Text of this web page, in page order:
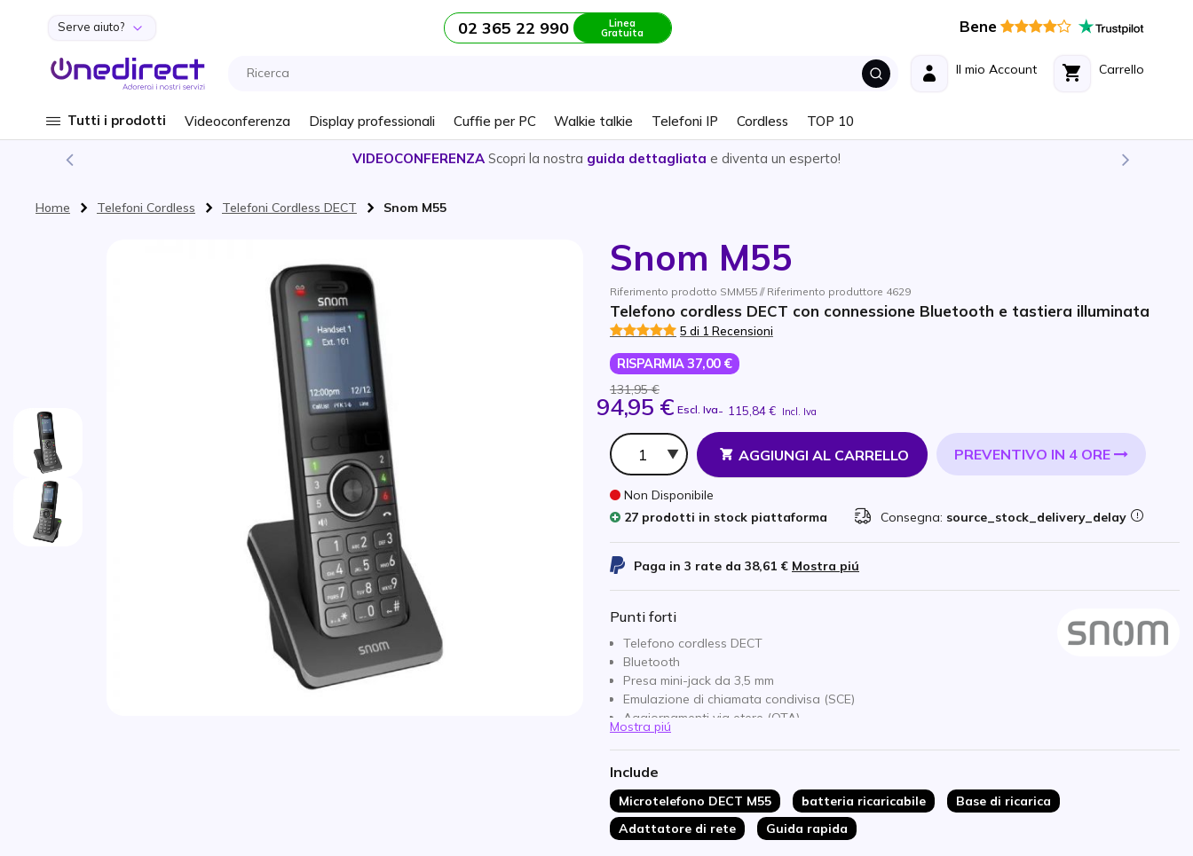
Salta al contenuto
Serve aiuto? 02 365 22 990 Linea
Gratuita Bene
Carrello
Il mio Account
Tutti i prodotti Videoconferenza Display professionali Cuffie per PC Walkie talkie Telefoni IP Cordless TOP 10
VIDEOCONFERENZA Scopri la nostra guida dettagliata e diventa un esperto!
Home Telefoni Cordless Telefoni Cordless DECT Snom M55
Snom M55
Riferimento prodotto SMM55 // Riferimento produttore 4629
Telefono cordless DECT con connessione Bluetooth e tastiera illuminata
5 di 1 Recensioni
RISPARMIA 37,00 €
131,95 €
94,95 € Escl. Iva- 115,84 € Incl. Iva
Qtà
AGGIUNGI AL CARRELLO PREVENTIVO IN 4 ORE
Non Disponibile
27 prodotti in stock piattaforma
Consegna: source_stock_delivery_delay
Paga in 3 rate da 38,61 € Mostra piú
Punti forti
Telefono cordless DECT
Bluetooth
Presa mini-jack da 3,5 mm
Emulazione di chiamata condivisa (SCE)
Aggiornamenti via etere (OTA)
Compatibile con gli apparecchi acustici
Richiede una stazione baseM500per funzionare
Mostra piú
Include
Microtelefono DECT M55 batteria ricaricabile
Base di ricarica
Adattatore di rete
Guida rapida